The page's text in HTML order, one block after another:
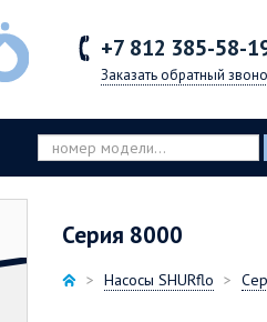
+7 812 385-58-
Заказать обратный
Серия 8000
Насосы SHURflo